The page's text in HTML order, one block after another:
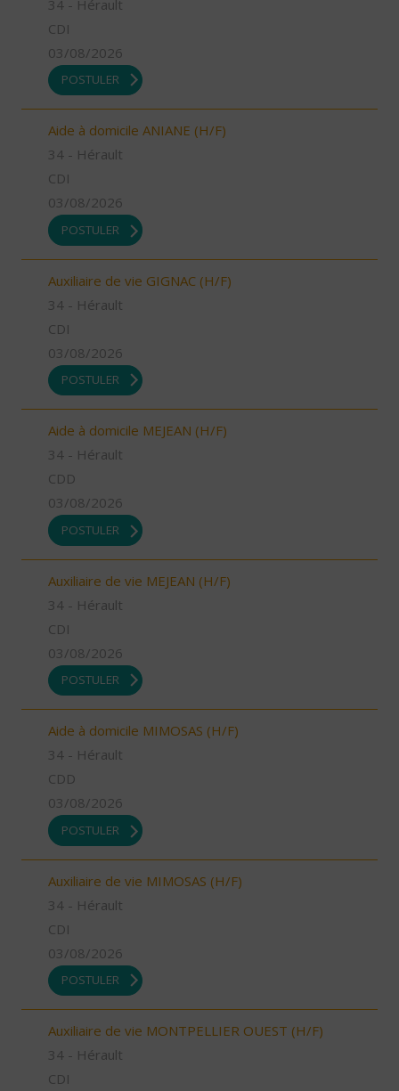
34 - Hérault
CDI
03/08/2026
POSTULER
Aide à domicile ANIANE (H/F)
34 - Hérault
CDI
03/08/2026
POSTULER
Auxiliaire de vie GIGNAC (H/F)
34 - Hérault
CDI
03/08/2026
POSTULER
Aide à domicile MEJEAN (H/F)
34 - Hérault
CDD
03/08/2026
POSTULER
Auxiliaire de vie MEJEAN (H/F)
34 - Hérault
CDI
03/08/2026
POSTULER
Aide à domicile MIMOSAS (H/F)
34 - Hérault
CDD
03/08/2026
POSTULER
Auxiliaire de vie MIMOSAS (H/F)
34 - Hérault
CDI
03/08/2026
POSTULER
Auxiliaire de vie MONTPELLIER OUEST (H/F)
34 - Hérault
CDI